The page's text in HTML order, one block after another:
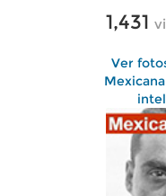
1,431
Ver